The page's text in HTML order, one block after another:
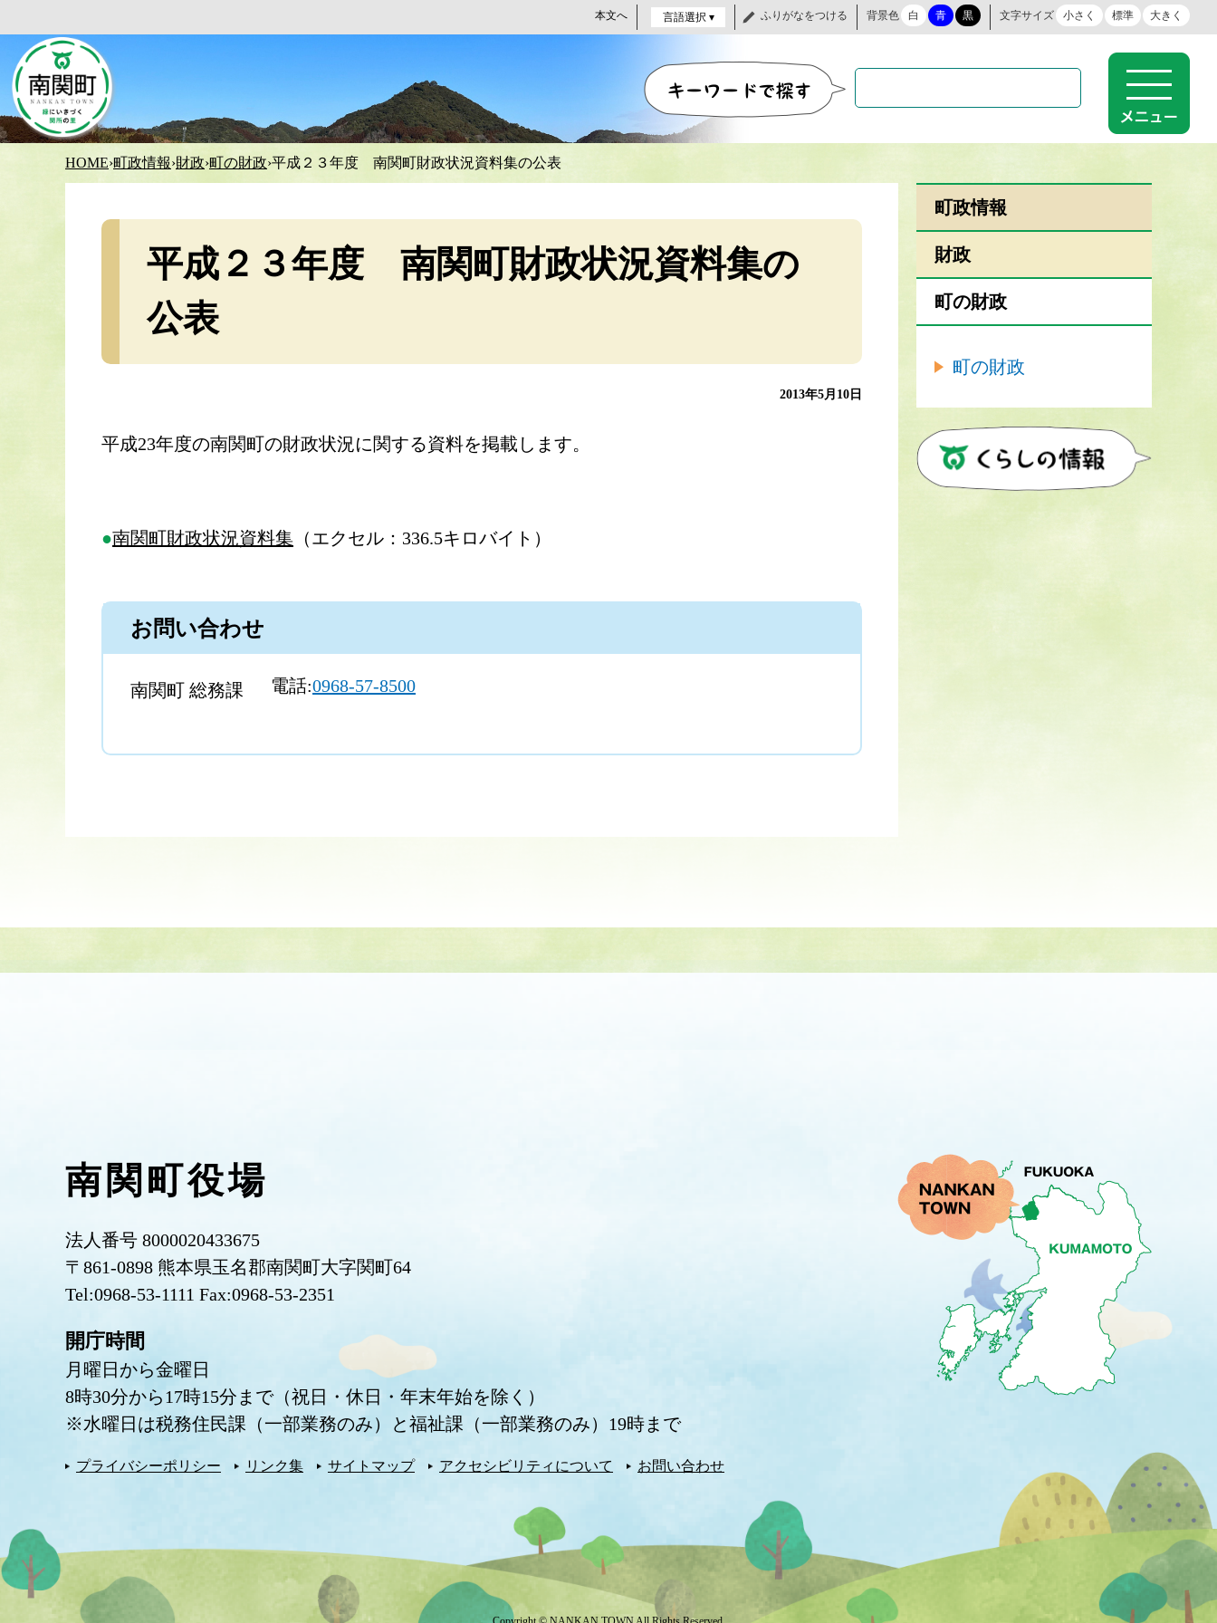
本文へ 言語選択 ▾ ふりがなをつける 背景色 白 青 黒 文字サイズ 小さく 標準 大きく
HOME›町政情報›財政›町の財政›平成２３年度 南関町財政状況資料集の公表
平成２３年度 南関町財政状況資料集の
公表
2013年5月10日
平成23年度の南関町の財政状況に関する資料を掲載します。
南関町財政状況資料集 （エクセル：336.5キロバイト）
お問い合わせ
南関町 総務課 電話:0968-57-8500
町政情報
財政
町の財政
町の財政
南関町役場
法人番号 8000020433675
〒861-0898 熊本県玉名郡南関町大字関町64
Tel:0968-53-1111 Fax:0968-53-2351
開庁時間
月曜日から金曜日
8時30分から17時15分まで（祝日・休日・年末年始を除く）
※水曜日は税務住民課（一部業務のみ）と福祉課（一部業務のみ）19時まで
プライバシーポリシー リンク集 サイトマップ アクセシビリティについて お問い合わせ